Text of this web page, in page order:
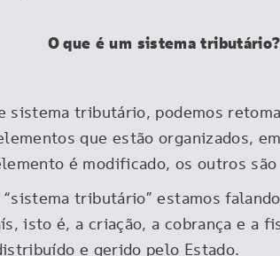
O que é um sistema tributário?
sistema tributário, podemos
que estão organizados,
é modificado, os outros
tributário” estamos
isto é, a criação, a cobrança e a
e gerido pelo Estado.